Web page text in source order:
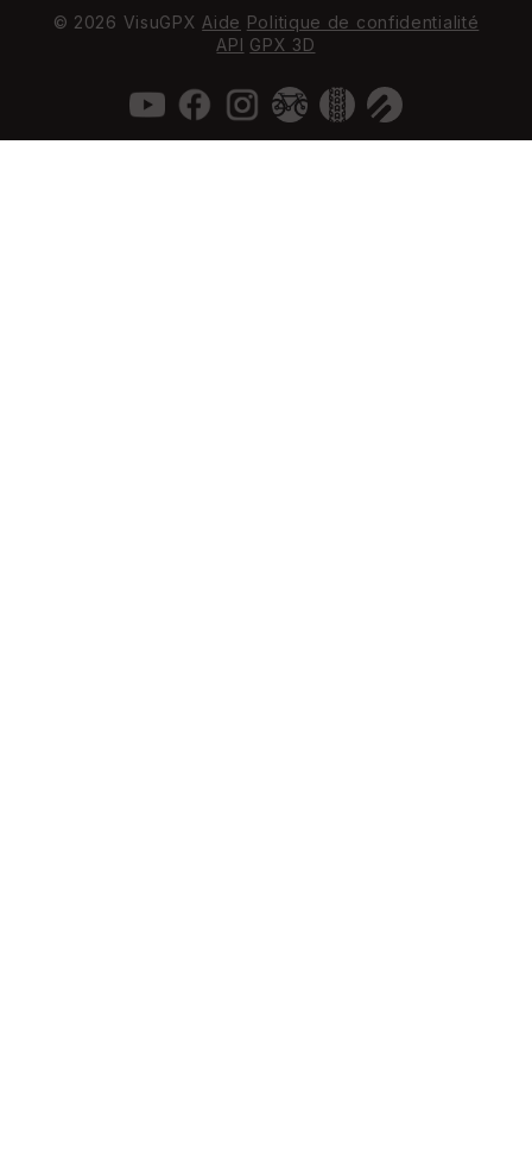
© 2026 VisuGPX Aide Politique de confidentialité
API GPX 3D